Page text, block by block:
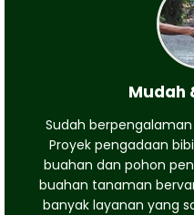
Mudah
Sudah
Proyek pengadaan
buahan dan pohon
buahan tanaman
banyak layanan yang